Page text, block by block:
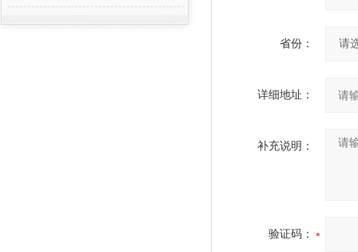
省份：
详细地址：
补充说明：
验证码：